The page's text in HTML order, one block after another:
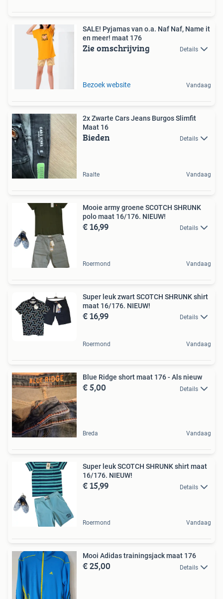
SALE! Pyjamas van o.a. Naf Naf, Name it
en meer! maat 176
Zie omschrijving Details
Bezoek website Vandaag
2x Zwarte Cars Jeans Burgos Slimfit
Maat 16
Bieden Details
Raalte Vandaag
Mooie army groene SCOTCH SHRUNK
polo maat 16/176. NIEUW!
€ 16,99 Details
Roermond Vandaag
Super leuk zwart SCOTCH SHRUNK shirt
maat 16/176. NIEUW!
€ 16,99 Details
Roermond Vandaag
Blue Ridge short maat 176 - Als nieuw
€ 5,00 Details
Breda Vandaag
Super leuk SCOTCH SHRUNK shirt maat
16/176. NIEUW!
€ 15,99 Details
Roermond Vandaag
Mooi Adidas trainingsjack maat 176
€ 25,00 Details